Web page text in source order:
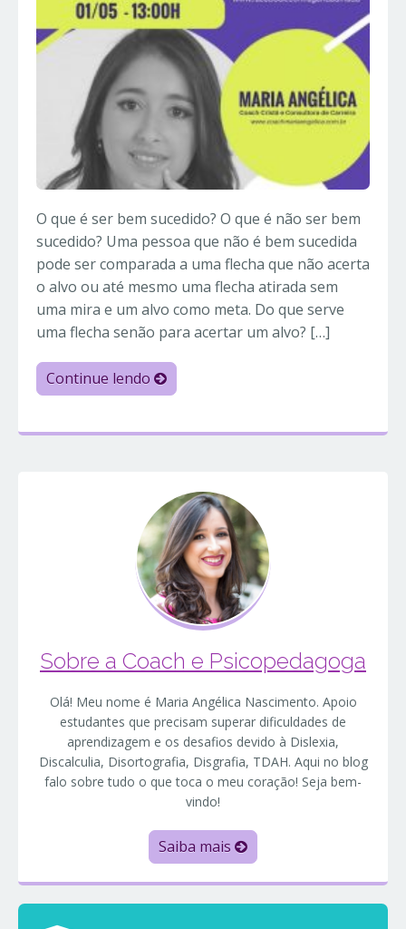
O que é ser bem sucedido? O que é não ser bem
sucedido? Uma pessoa que não é bem sucedida
pode ser comparada a uma flecha que não acerta
o alvo ou até mesmo uma flecha atirada sem
uma mira e um alvo como meta. Do que serve
uma flecha senão para acertar um alvo? […]
Continue lendo
Sobre a Coach e Psicopedagoga
Olá! Meu nome é Maria Angélica Nascimento. Apoio
estudantes que precisam superar dificuldades de
aprendizagem e os desafios devido à Dislexia,
Discalculia, Disortografia, Disgrafia, TDAH. Aqui no blog
falo sobre tudo o que toca o meu coração! Seja bem-
vindo!
Saiba mais